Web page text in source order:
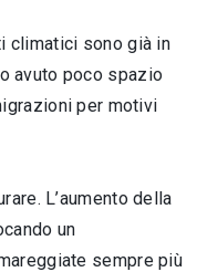
climatici sono già in
avuto poco spazio
per motivi
L’aumento della
un
sempre più